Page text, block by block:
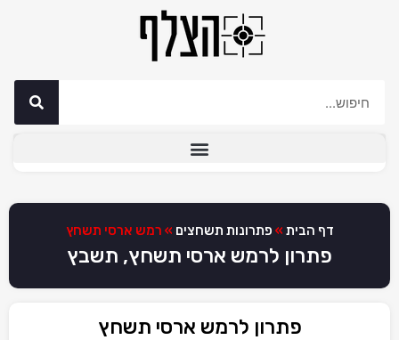
דף הבית » פתרונות תשחצים » רמש ארסי תשחץ
פתרון לרמש ארסי תשחץ, תשבץ
פתרון לרמש ארסי תשחץ